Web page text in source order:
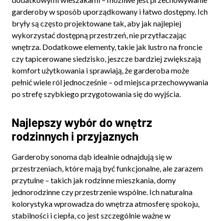
garderoby w sposób uporządkowany i łatwo dostępny. Ich
bryły są często projektowane tak, aby jak najlepiej
wykorzystać dostępną przestrzeń, nie przytłaczając
wnętrza. Dodatkowe elementy, takie jak lustro na froncie
czy tapicerowane siedzisko, jeszcze bardziej zwiększają
komfort użytkowania i sprawiają, że garderoba może
pełnić wiele ról jednocześnie – od miejsca przechowywania
po strefę szybkiego przygotowania się do wyjścia.
Najlepszy wybór do wnętrz
rodzinnych i przyjaznych
Garderoby sonoma dąb idealnie odnajdują się w
przestrzeniach, które mają być funkcjonalne, ale zarazem
przytulne – takich jak rodzinne mieszkania, domy
jednorodzinne czy przestrzenie wspólne. Ich naturalna
kolorystyka wprowadza do wnętrza atmosferę spokoju,
stabilności i ciepła, co jest szczególnie ważne w